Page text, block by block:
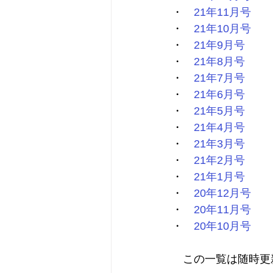
・ 21年11月号
・ 21年10月号
・ 21年9月号
・ 21年8月号
・ 21年7月号
・ 21年6月号
・ 21年5月号
・ 21年4月号
・ 21年3月号
・ 21年2月号
・ 21年1月号
・ 20年12月号
・ 20年11月号
・ 20年10月号
この一覧は随時更